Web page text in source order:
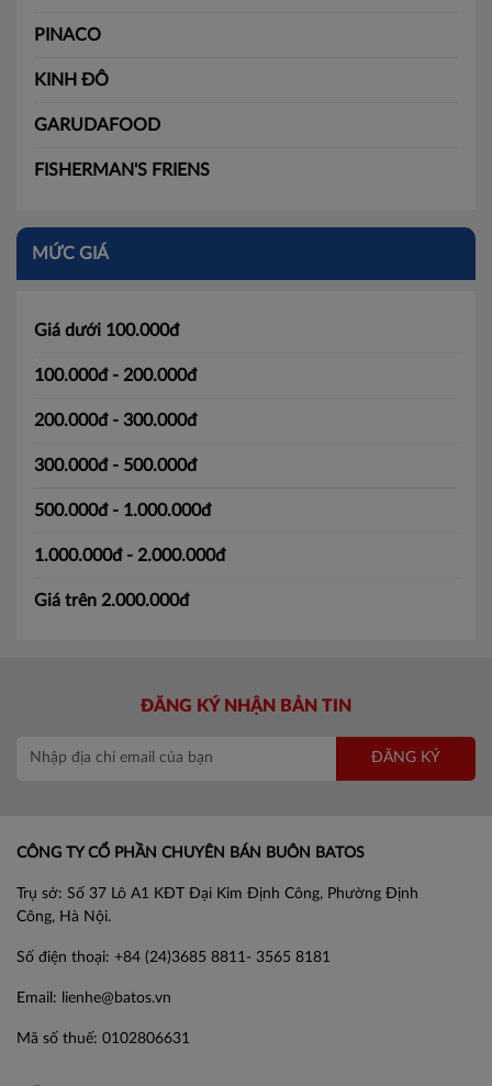
PINACO
KINH ĐÔ
GARUDAFOOD
FISHERMAN'S FRIENS
MỨC GIÁ
Giá dưới 100.000đ
100.000đ - 200.000đ
200.000đ - 300.000đ
300.000đ - 500.000đ
500.000đ - 1.000.000đ
1.000.000đ - 2.000.000đ
Giá trên 2.000.000đ
ĐĂNG KÝ NHẬN BẢN TIN
ĐĂNG KÝ
CÔNG TY CỔ PHẦN CHUYÊN BÁN BUÔN BATOS
Trụ sở: Số 37 Lô A1 KĐT Đại Kim Định Công, Phường Định
Công, Hà Nội.
Số điện thoại: +84 (24)3685 8811- 3565 8181
Email: lienhe@batos.vn
Mã số thuế: 0102806631